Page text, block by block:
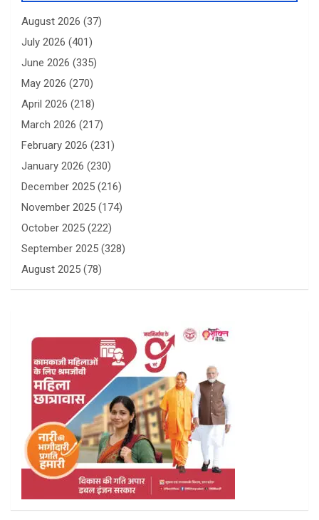
August 2026 (37)
July 2026 (401)
June 2026 (335)
May 2026 (270)
April 2026 (218)
March 2026 (217)
February 2026 (231)
January 2026 (230)
December 2025 (216)
November 2025 (174)
October 2025 (222)
September 2025 (328)
August 2025 (78)